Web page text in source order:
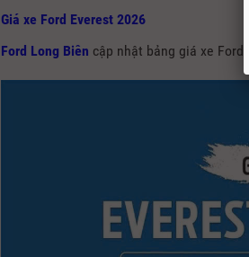
Giá xe Ford Everest 2026
Ford Long Biên cập nhật bảng giá xe Ford